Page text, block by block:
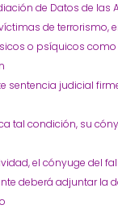
de Datos de las
de terrorismo,
o psíquicos
sentencia judicial
tal condición, su
el cónyuge del
deberá adjuntar la